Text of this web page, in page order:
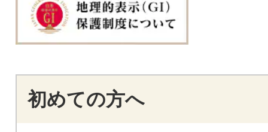
初めての方へ